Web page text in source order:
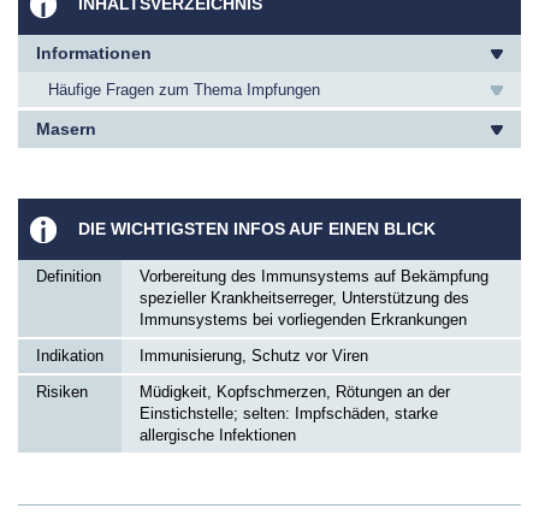
Informationen
Häufige Fragen zum Thema Impfungen
Masern
DIE WICHTIGSTEN INFOS AUF EINEN BLICK
Definition
Vorbereitung des Immunsystems auf Bekämpfung
spezieller Krankheitserreger, Unterstützung des
Immunsystems bei vorliegenden Erkrankungen
Indikation
Immunisierung, Schutz vor Viren
Risiken
Müdigkeit, Kopfschmerzen, Rötungen an der
Einstichstelle; selten: Impfschäden, starke
allergische Infektionen